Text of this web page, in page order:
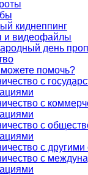
киднеппинг
и видеофайлы
день
помочь?
с
с
с
с
с